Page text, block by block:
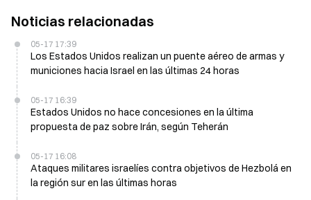
Noticias relacionadas
05-17 17:39
Los Estados Unidos realizan un puente aéreo de armas y
municiones hacia Israel en las últimas 24 horas
05-17 16:39
Estados Unidos no hace concesiones en la última
propuesta de paz sobre Irán, según Teherán
05-17 16:08
Ataques militares israelíes contra objetivos de Hezbolá en
la región sur en las últimas horas